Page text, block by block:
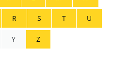
R S T U
Y Z